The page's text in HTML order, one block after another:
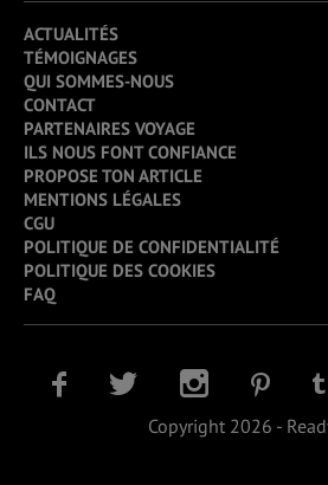
ACTUALITÉS
TÉMOIGNAGES
QUI SOMMES-NOUS
CONTACT
PARTENAIRES VOYAGE
ILS NOUS FONT CONFIANCE
PROPOSE TON ARTICLE
MENTIONS LÉGALES
CGU
POLITIQUE DE CONFIDENTIALITÉ
POLITIQUE DES COOKIES
FAQ
Copyright 2026 -